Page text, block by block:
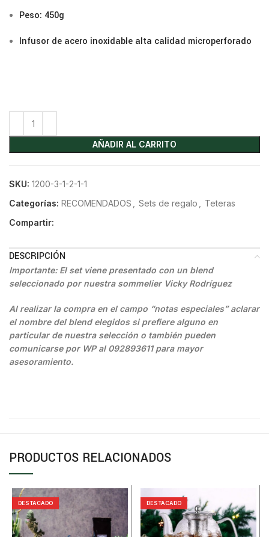
Peso: 450g
Infusor de acero inoxidable alta calidad microperforado
AÑADIR AL CARRITO
SKU: 1200-3-1-2-1-1
Categorías: RECOMENDADOS Sets de regalo
Teteras
Compartir:
DESCRIPCIÓN
Importante: El set viene presentado con un blend
seleccionado por nuestra sommelier Vicky Rodríguez
Al realizar la compra en el campo “notas especiales” aclarar
el nombre del blend elegidos si prefiere alguno en
particular de nuestra selección o también pueden
comunicarse por WP al 092893611 para mayor
asesoramiento.
PRODUCTOS RELACIONADOS
DESTACADO DESTACADO